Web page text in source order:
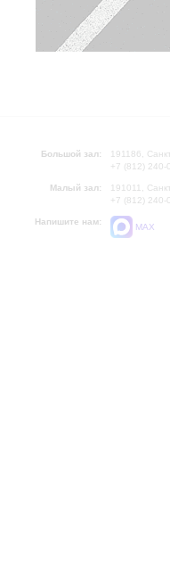
Большой зал:
191186,
+7 (812) 240-
Малый зал:
191011,
+7 (812) 240-
Напишите нам:
MAX